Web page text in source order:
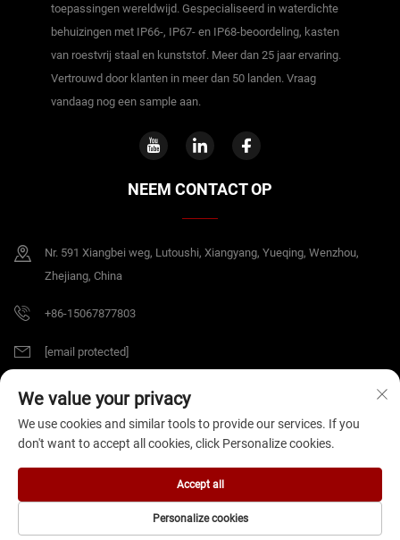
toepassingen wereldwijd. Gespecialiseerd in waterdichte
behuizingen met IP66-, IP67- en IP68-beoordeling, kasten
van roestvrij staal en kunststof. Meer dan 25 jaar ervaring.
Vertrouwd door klanten in meer dan 50 landen. Vraag
vandaag nog een sample aan.
NEEM CONTACT OP
Nr. 591 Xiangbei weg, Lutoushi, Xiangyang, Yueqing, Wenzhou,
Zhejiang, China
+86-15067877803
[email protected]
Copyright © 2026 China Zhejiang B&J Electrical Co.,Ltd. Alle rechten
voorbehouden. Privacybeleid
We value your privacy
We use cookies and similar tools to provide our services. If you
don't want to accept all cookies, click Personalize cookies.
Personalize cookies
Accept all